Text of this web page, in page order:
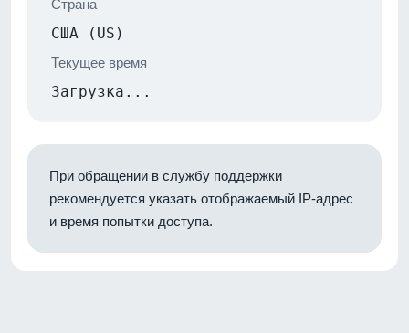
Страна
США (US)
Текущее время
Загрузка...
При обращении в службу поддержки
рекомендуется указать отображаемый IP-адрес
и время попытки доступа.